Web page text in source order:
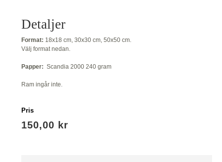
Detaljer
Format: 18x18 cm, 30x30 cm, 50x50 cm.
Välj format nedan.
Papper: Scandia 2000 240 gram
Ram ingår inte.
Pris
150,00 kr